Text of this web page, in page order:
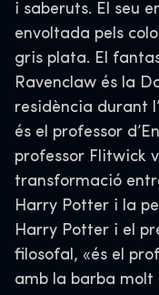
i saberuts. El seu
envoltada pels
gris plata. El
Ravenclaw és la
residència durant
és el professor
professor Flitwick
transformació
Harry Potter i la
Harry Potter i el
filosofal, «és el
amb la barba molt